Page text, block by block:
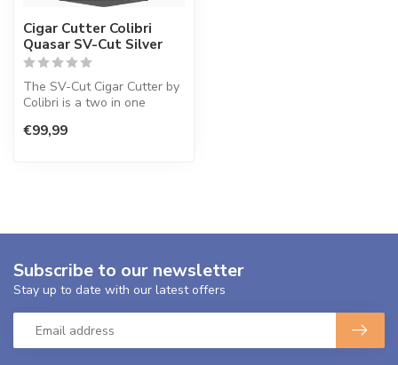
Cigar Cutter Colibri
Quasar SV-Cut Silver
The SV-Cut Cigar Cutter by
Colibri is a two in one
V-...
€99,99
Subscribe to our newsletter
Stay up to date with our latest offers